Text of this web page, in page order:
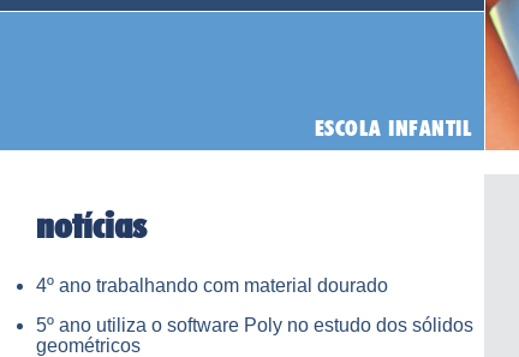
notícias
4º ano trabalhando com material dourado
5º ano utiliza o software Poly no estudo dos sólidos
geométricos